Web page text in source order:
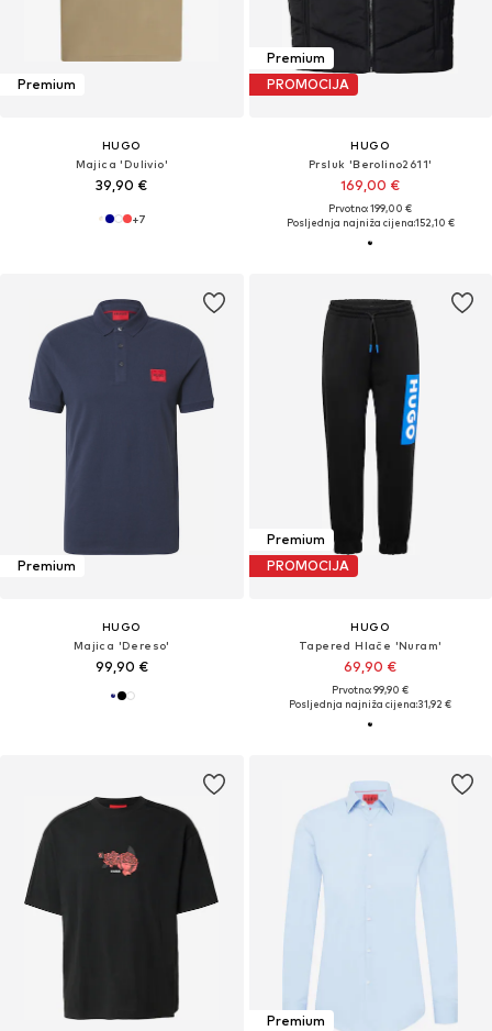
Premium
HUGO
Majica 'Dulivio'
39,90 €
+7
Premium
PROMOCIJA
HUGO
Prsluk 'Berolino2611'
169,00 €
Prvotno: 199,00 €
Posljednja najniža cijena:152,10 €
Premium
HUGO
Majica 'Dereso'
99,90 €
Premium
PROMOCIJA
HUGO
Tapered Hlače 'Nuram'
69,90 €
Prvotno: 99,90 €
Posljednja najniža cijena:31,92 €
Premium